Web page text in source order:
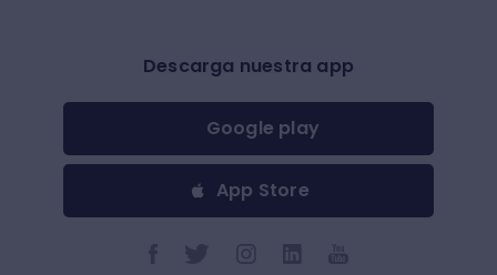
Descarga nuestra app
Google play
App Store